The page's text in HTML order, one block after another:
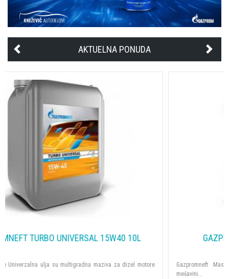
AKTUELNA PONUDA
GAZPROMNEFT GREASE L 2 18KG MAST
Gazpromneft Mast L je višenamenska industrijska mast bazirana na